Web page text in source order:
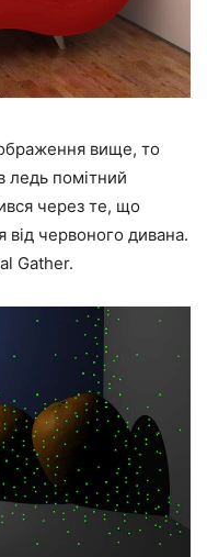
вище, то
ледь помітний
через те, що
від червоного дивана.
Gather.